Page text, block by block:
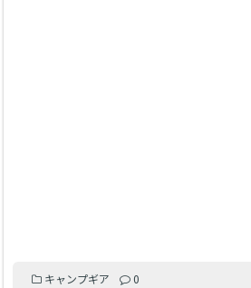
キャンプギア 0